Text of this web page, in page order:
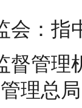
会：
理总局